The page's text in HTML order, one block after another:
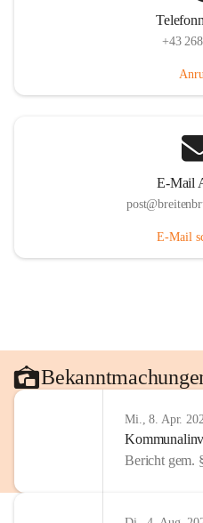
+43
E-Mail
E-Mail
Mi., 8. Apr.
Bericht gem.